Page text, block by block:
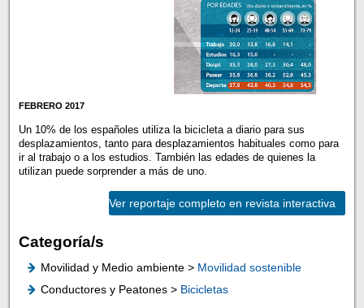
FEBRERO 2017
Un 10% de los españoles utiliza la bicicleta a diario para sus
desplazamientos, tanto para desplazamientos habituales como para
ir al trabajo o a los estudios. También las edades de quienes la
utilizan puede sorprender a más de uno.
Ver reportaje completo en revista interactiva
Categoría/s
Movilidad y Medio ambiente > Movilidad sostenible
Conductores y Peatones > Bicicletas